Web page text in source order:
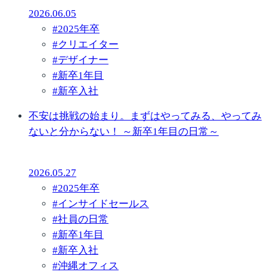
2026.06.05
#2025年卒
#クリエイター
#デザイナー
#新卒1年目
#新卒入社
不安は挑戦の始まり。まずはやってみる、やってみ
ないと分からない！ ～新卒1年目の日常～
2026.05.27
#2025年卒
#インサイドセールス
#社員の日常
#新卒1年目
#新卒入社
#沖縄オフィス